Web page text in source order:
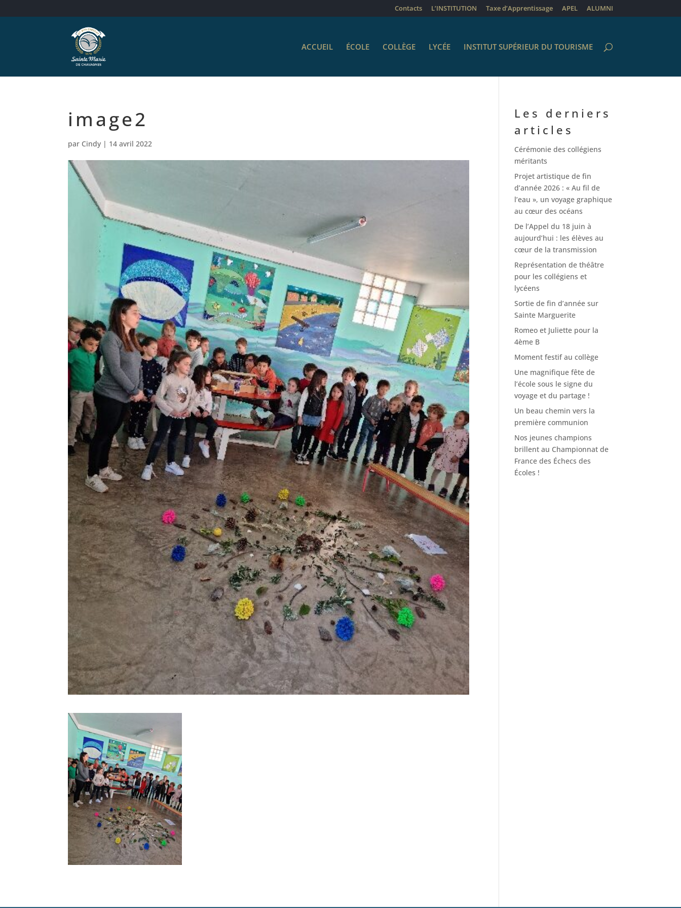
Contacts L’INSTITUTION Taxe d’Apprentissage APEL ALUMNI
ACCUEIL ÉCOLE COLLÈGE LYCÉE INSTITUT SUPÉRIEUR DU TOURISME
image2
par Cindy | 14 avril 2022
Les derniers
articles
Cérémonie des collégiens
méritants
Projet artistique de fin
d’année 2026 : « Au fil de
l’eau », un voyage graphique
au cœur des océans
De l’Appel du 18 juin à
aujourd’hui : les élèves au
cœur de la transmission
Représentation de théâtre
pour les collégiens et
lycéens
Sortie de fin d’année sur
Sainte Marguerite
Romeo et Juliette pour la
4ème B
Moment festif au collège
Une magnifique fête de
l’école sous le signe du
voyage et du partage !
Un beau chemin vers la
première communion
Nos jeunes champions
brillent au Championnat de
France des Échecs des
Écoles !